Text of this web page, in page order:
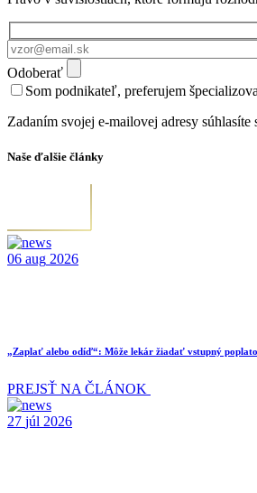
Odoberať
Som podnikateľ, preferujem
Zadaním svojej e-mailovej adresy
Naše ďalšie články
06 aug 2026
„Zaplať alebo odíď“: Môže lekár žiadať vstupný
PREJSŤ NA ČLÁNOK
27 júl 2026